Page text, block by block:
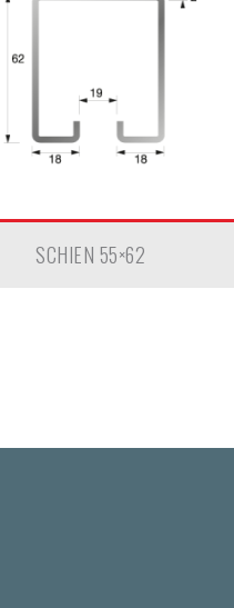
SCHIEN 55×62